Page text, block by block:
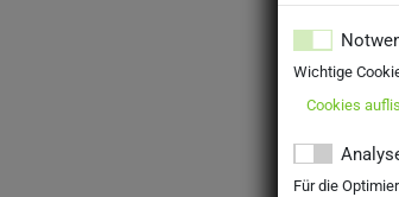
Wichtige
Cookies
Für die